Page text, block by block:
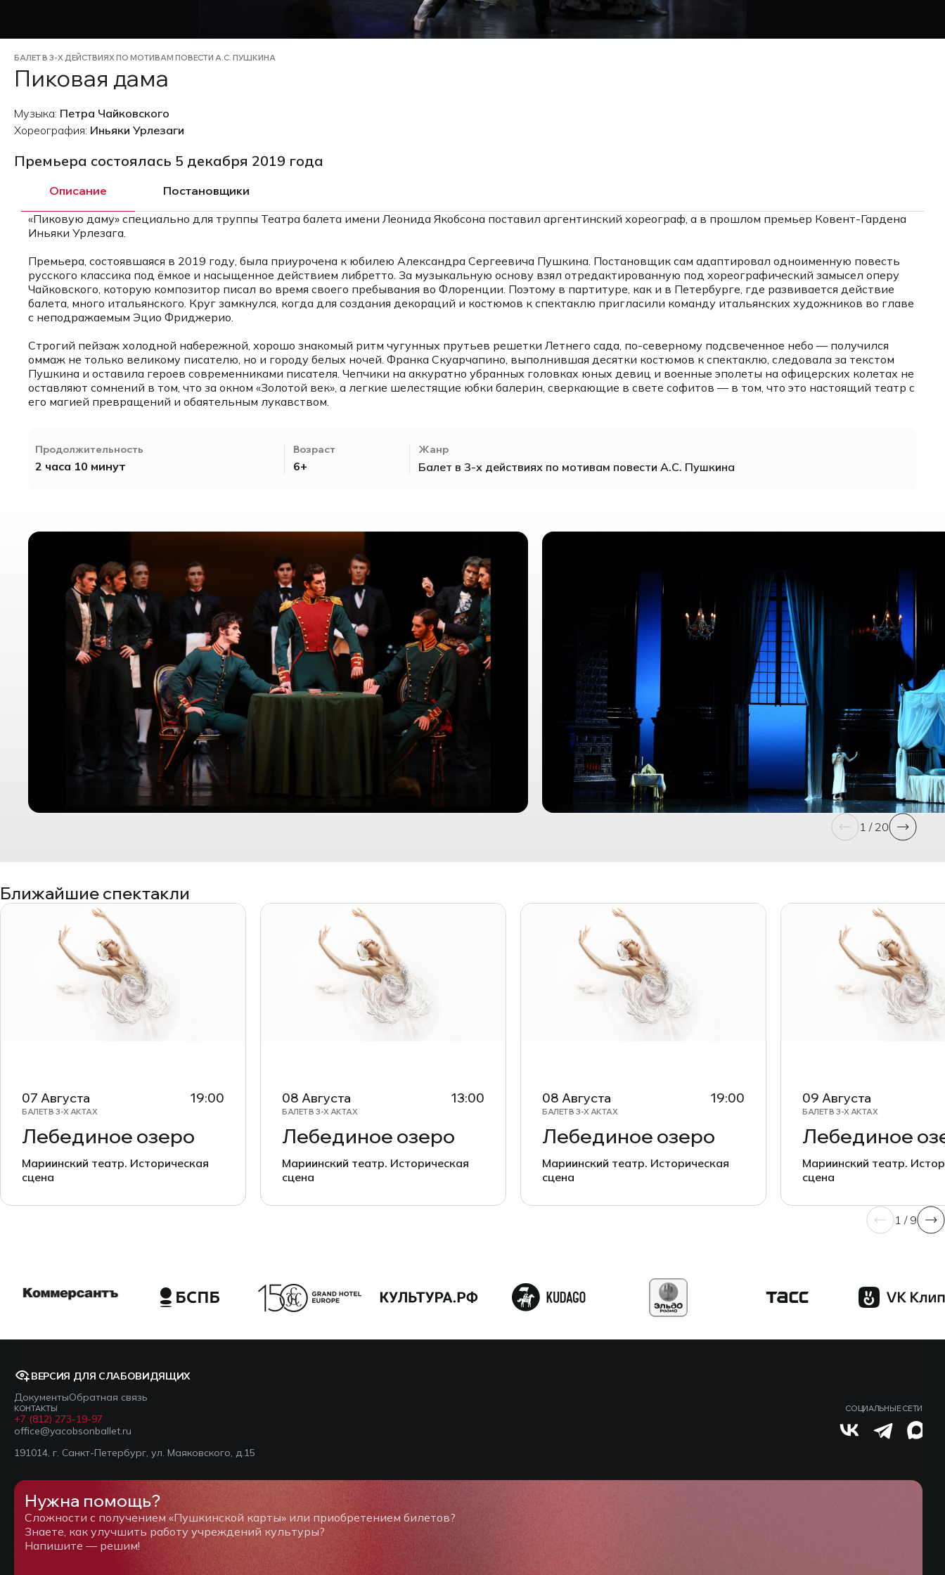
БАЛЕТ В 3-Х ДЕЙСТВИЯХ ПО МОТИВАМ ПОВЕСТИ А.С. ПУШКИНА
Пиковая дама
Музыка: Петра Чайковского
Хореография: Иньяки Урлезаги
Премьера состоялась 5 декабря 2019 года
Описание
Постановщики
«Пиковую даму» специально для труппы Театра балета имени Леонида Якобсона поставил аргентинский хореограф, а в прошлом премьер Ковент-Гардена
Иньяки Урлезага.
Премьера, состоявшаяся в 2019 году, была приурочена к юбилею Александра Сергеевича Пушкина. Постановщик сам адаптировал одноименную повесть
русского классика под ёмкое и насыщенное действием либретто. За музыкальную основу взял отредактированную под хореографический замысел оперу
Чайковского, которую композитор писал во время своего пребывания во Флоренции. Поэтому в партитуре, как и в Петербурге, где развивается действие
балета, много итальянского. Круг замкнулся, когда для создания декораций и костюмов к спектаклю пригласили команду итальянских художников во главе
с неподражаемым Эцио Фриджерио.
Строгий пейзаж холодной набережной, хорошо знакомый ритм чугунных прутьев решетки Летнего сада, по-северному подсвеченное небо — получился
оммаж не только великому писателю, но и городу белых ночей. Франка Скуарчапино, выполнившая десятки костюмов к спектаклю, следовала за текстом
Пушкина и оставила героев современниками писателя. Чепчики на аккуратно убранных головках юных девиц и военные эполеты на офицерских колетах не
оставляют сомнений в том, что за окном «Золотой век», а легкие шелестящие юбки балерин, сверкающие в свете софитов — в том, что это настоящий театр с
его магией превращений и обаятельным лукавством.
Продолжительность
2 часа 10 минут
Возраст
6+
Жанр
Балет в 3-х действиях по мотивам повести А.С. Пушкина
1 / 20
Ближайшие спектакли
07 Августа 19:00
БАЛЕТ В 3-Х АКТАХ
Лебединое озеро
Мариинский театр. Историческая
сцена
08 Августа 13:00
БАЛЕТ В 3-Х АКТАХ
Лебединое озеро
Мариинский театр. Историческая
сцена
08 Августа 19:00
БАЛЕТ В 3-Х АКТАХ
Лебединое озеро
Мариинский театр. Историческая
сцена
09 Августа
БАЛЕТ В 3-Х АКТАХ
Лебединое
Мариинский театр.
сцена
1 / 9
ВЕРСИЯ ДЛЯ СЛАБОВИДЯЩИХ
ДокументыОбратная связь
КОНТАКТЫ
+7 (812) 273-19-97
office@yacobsonballet.ru
СОЦИАЛЬНЫЕ СЕТИ
191014, г. Санкт-Петербург, ул. Маяковского, д.15
Нужна помощь?
Сложности с получением «Пушкинской карты» или приобретением билетов?
Знаете, как улучшить работу учреждений культуры?
Напишите — решим!